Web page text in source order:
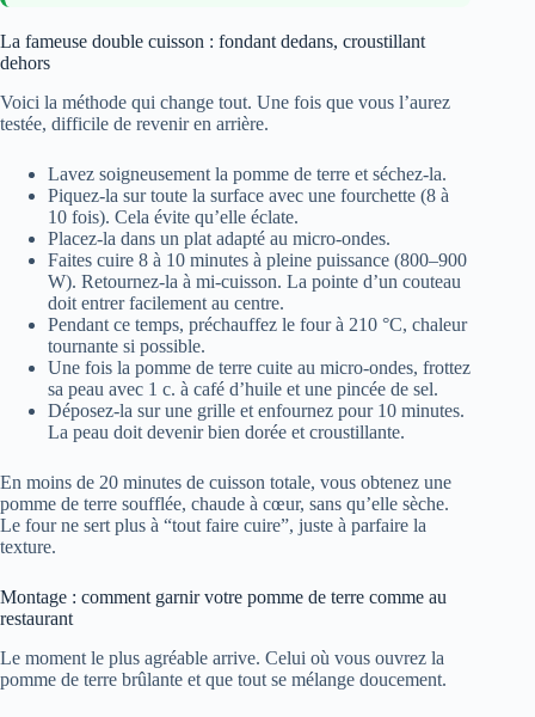
La fameuse double cuisson : fondant dedans, croustillant
dehors
Voici la méthode qui change tout. Une fois que vous l’aurez
testée, difficile de revenir en arrière.
Lavez soigneusement la pomme de terre et séchez-la.
Piquez-la sur toute la surface avec une fourchette (8 à
10 fois). Cela évite qu’elle éclate.
Placez-la dans un plat adapté au micro-ondes.
Faites cuire 8 à 10 minutes à pleine puissance (800–900
W). Retournez-la à mi-cuisson. La pointe d’un couteau
doit entrer facilement au centre.
Pendant ce temps, préchauffez le four à 210 °C, chaleur
tournante si possible.
Une fois la pomme de terre cuite au micro-ondes, frottez
sa peau avec 1 c. à café d’huile et une pincée de sel.
Déposez-la sur une grille et enfournez pour 10 minutes.
La peau doit devenir bien dorée et croustillante.
En moins de 20 minutes de cuisson totale, vous obtenez une
pomme de terre soufflée, chaude à cœur, sans qu’elle sèche.
Le four ne sert plus à “tout faire cuire”, juste à parfaire la
texture.
Montage : comment garnir votre pomme de terre comme au
restaurant
Le moment le plus agréable arrive. Celui où vous ouvrez la
pomme de terre brûlante et que tout se mélange doucement.